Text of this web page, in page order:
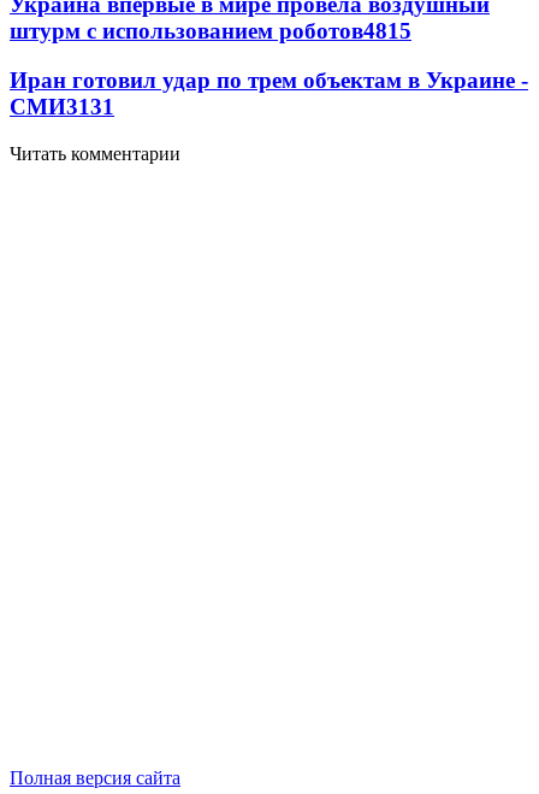
штурм с использованием роботов4815
Иран готовил удар по трем объектам в Украине -
СМИ3131
Читать комментарии
Полная версия сайта